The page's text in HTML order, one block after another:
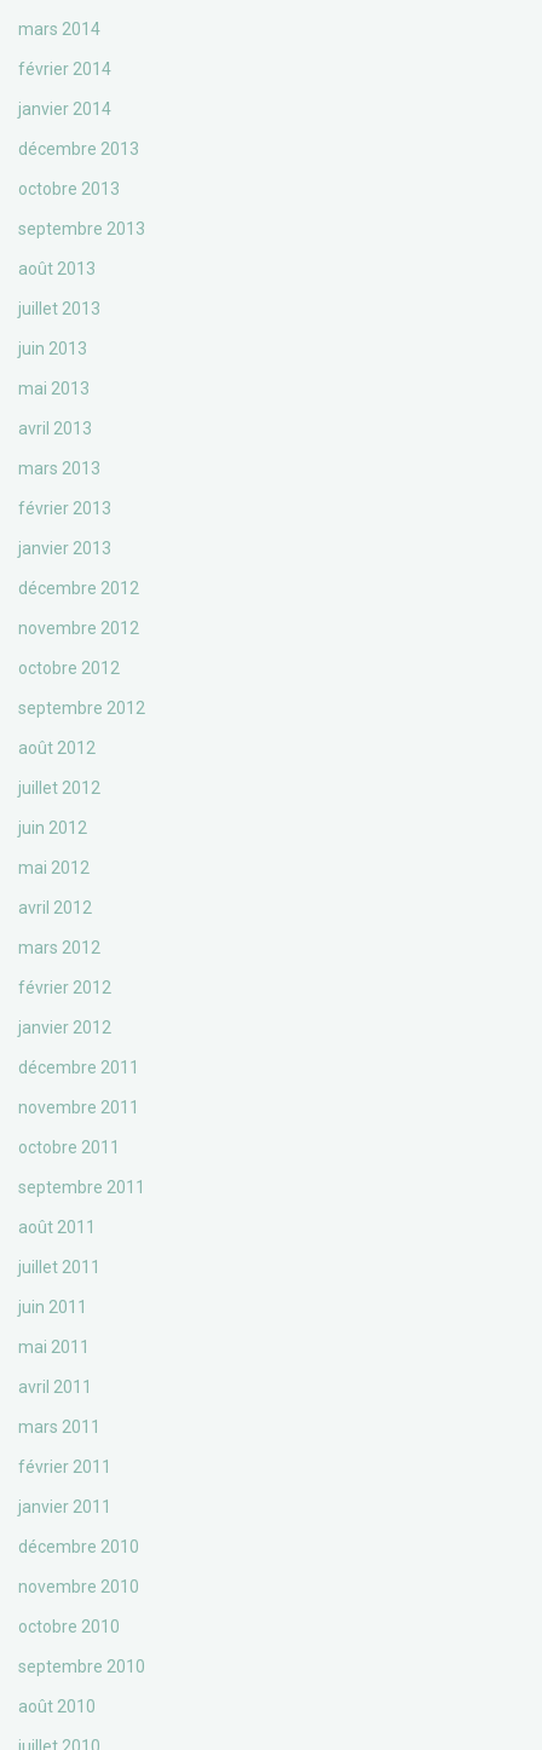
mars 2014
février 2014
janvier 2014
décembre 2013
octobre 2013
septembre 2013
août 2013
juillet 2013
juin 2013
mai 2013
avril 2013
mars 2013
février 2013
janvier 2013
décembre 2012
novembre 2012
octobre 2012
septembre 2012
août 2012
juillet 2012
juin 2012
mai 2012
avril 2012
mars 2012
février 2012
janvier 2012
décembre 2011
novembre 2011
octobre 2011
septembre 2011
août 2011
juillet 2011
juin 2011
mai 2011
avril 2011
mars 2011
février 2011
janvier 2011
décembre 2010
novembre 2010
octobre 2010
septembre 2010
août 2010